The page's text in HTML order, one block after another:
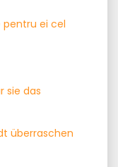
pentru ei cel
sie das
überraschen